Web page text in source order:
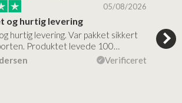
05/08/2026
og hurtig levering
hurtig levering. Var pakket sikkert
Produktet levede 100…
Verificeret